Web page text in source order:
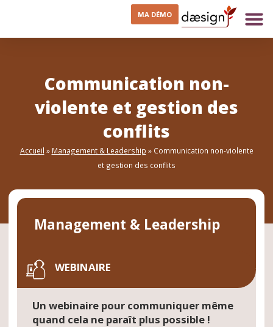
MA DÉMO
Communication non-
violente et gestion des
conflits
Accueil » Management & Leadership » Communication non-violente
et gestion des conflits
Management & Leadership
WEBINAIRE
Un webinaire pour communiquer même
quand cela ne paraît plus possible !